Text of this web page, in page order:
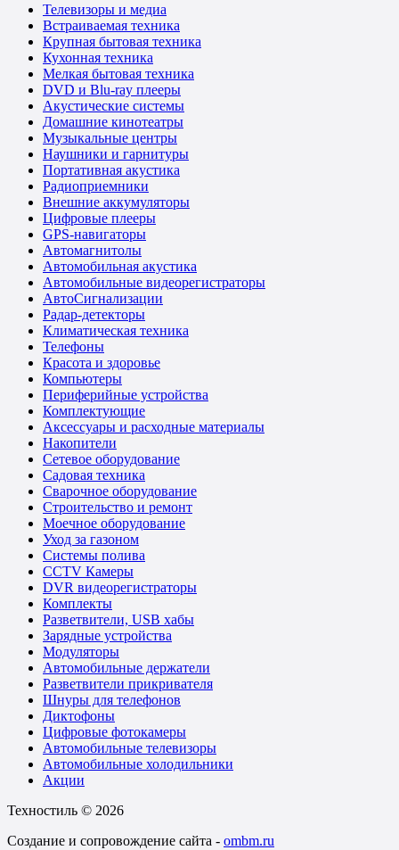
Телевизоры и медиа
Встраиваемая техника
Крупная бытовая техника
Кухонная техника
Мелкая бытовая техника
DVD и Blu-ray плееры
Акустические системы
Домашние кинотеатры
Музыкальные центры
Наушники и гарнитуры
Портативная акустика
Радиоприемники
Внешние аккумуляторы
Цифровые плееры
GPS-навигаторы
Автомагнитолы
Автомобильная акустика
Автомобильные видеорегистраторы
АвтоСигнализации
Радар-детекторы
Климатическая техника
Телефоны
Красота и здоровье
Компьютеры
Периферийные устройства
Комплектующие
Аксессуары и расходные материалы
Накопители
Сетевое оборудование
Садовая техника
Сварочное оборудование
Строительство и ремонт
Моечное оборудование
Уход за газоном
Системы полива
CCTV Камеры
DVR видеорегистраторы
Комплекты
Разветвители, USB хабы
Зарядные устройства
Модуляторы
Автомобильные держатели
Разветвители прикривателя
Шнуры для телефонов
Диктофоны
Цифровые фотокамеры
Автомобильные телевизоры
Автомобильные холодильники
Акции
Техностиль © 2026
Создание и сопровождение сайта - ombm.ru